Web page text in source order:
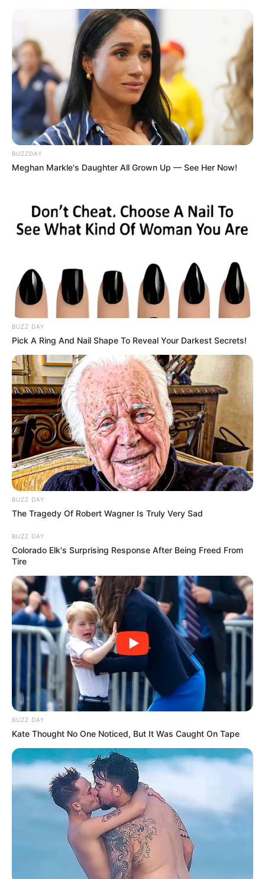
BUZZDAY
Meghan Markle's Daughter All Grown Up — See Her Now!
BUZZ DAY
Pick A Ring And Nail Shape To Reveal Your Darkest Secrets!
BUZZ DAY
The Tragedy Of Robert Wagner Is Truly Very Sad
BUZZ DAY
Colorado Elk's Surprising Response After Being Freed From
Tire
BUZZ DAY
Kate Thought No One Noticed, But It Was Caught On Tape